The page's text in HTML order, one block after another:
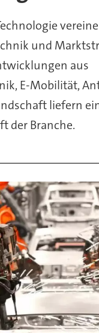
und
aus
E-Mobilität,
liefern
der Branche.